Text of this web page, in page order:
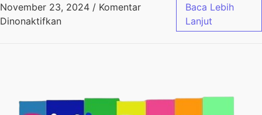
November 23, 2024 / Komentar
Dinonaktifkan
Baca Lebih
Lanjut